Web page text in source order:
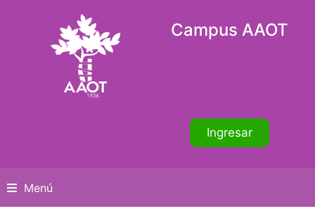
Campus AAOT
Ingresar
Menú